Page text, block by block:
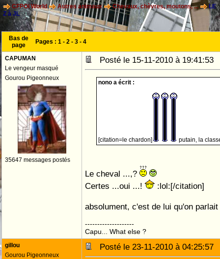
CFPOI World Autres animaux Chevaux, chèvres, moutons, ...
LE
Z à JL
Bas de
page
Pages : 1 - 2 - 3 - 4
CAPUMAN
Le vengeur masqué
Gourou Pigeonneux
35647 messages postés
Posté le 15-11-2010 à
nono a écrit :
[citation=le chardon] putain, la
Le cheval ...,?
Certes ...oui ...!
:lol:[/citation]
absolument, c'est de lui qu'on parlait
--------------------
Capu... What else ?
gillou
Gourou Pigeonneux
Posté le 23-11-2010 à